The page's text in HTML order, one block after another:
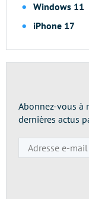
Windows 11
iPhone 17
Abonnez-vous à
dernières actus